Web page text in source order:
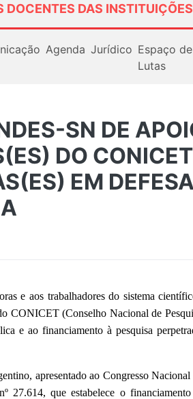
DAS
Agenda Jurídico Espaço de
Lutas
SN DE
DO CONICET
EM DEFESA
e aos trabalhadores do sistema
CONICET (Conselho Nacional de
e ao financiamento à pesquisa
apresentado ao Congresso Nacional
27.614, que estabelece o